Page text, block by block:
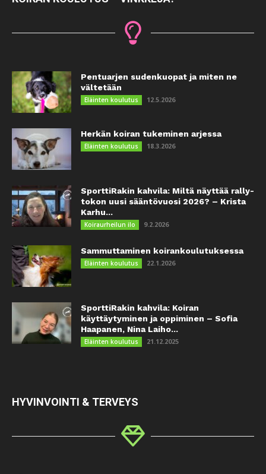
Pentuarjen sudenkuopat ja miten ne
vältetään
Eläinten koulutus 12.5.2026
Herkän koiran tukeminen arjessa
Eläinten koulutus 18.3.2026
SporttiRakin kahvila: Miltä näyttää rally-
tokon uusi sääntövuosi 2026? – Krista
Karhu...
Koiraurheilun ilo 9.2.2026
Sammuttaminen koirankoulutuksessa
Eläinten koulutus 22.1.2026
SporttiRakin kahvila: Koiran
käyttäytyminen ja oppiminen – Sofia
Haapanen, Nina Laiho...
Eläinten koulutus 21.12.2025
HYVINVOINTI & TERVEYS